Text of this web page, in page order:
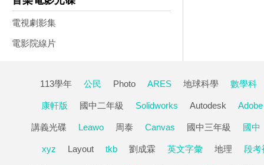
電視劇影集
電影院線片
113學年 公民 Photo ARES 地球科學 數學科
康軒版 國中二年級 Solidworks Autodesk Adobe
講義光碟 Leawo 周泰 Canvas 國中三年級 國中
xyz Layout tkb 劉成霖 英文字彙 地理 段考